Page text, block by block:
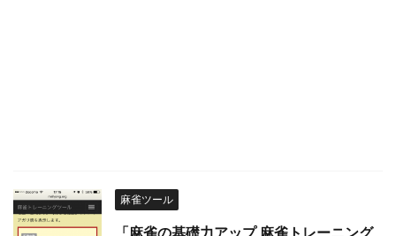
麻雀ツール
「麻雀の基礎力アップ 麻雀トレーニング